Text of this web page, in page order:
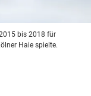
bis 2018 für
Haie spielte.